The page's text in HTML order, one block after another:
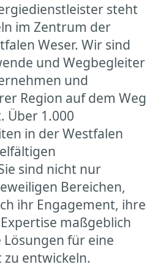
steht
im Zentrum der
Weser. Wir sind
und Wegbegleiter
und
Region auf dem Weg
Über 1.000
in der Westfalen
sind nicht nur
Bereichen,
ihr Engagement, ihre
maßgeblich
für eine
entwickeln.